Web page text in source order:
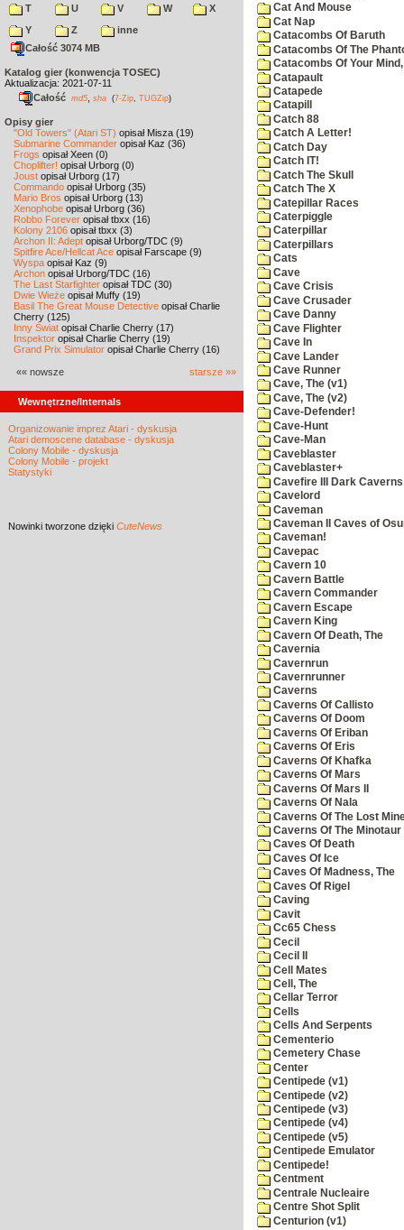
T
U V W
X
Y
Z
inne
Całość 3074 MB
Katalog gier (konwencja TOSEC)
Aktualizacja: 2021-07-11
Całość md5 sha (7-Zip TUGZip)
Opisy gier
"Old Towers" (Atari ST) opisał Misza (19)
Submarine Commander opisał Kaz (36)
Frogs opisał Xeen (0)
Choplifter! opisał Urborg (0)
Joust opisał Urborg (17)
Commando opisał Urborg (35)
Mario Bros opisał Urborg (13)
Xenophobe opisał Urborg (36)
Robbo Forever opisał tbxx (16)
Kolony 2106 opisał tbxx (3)
Archon II: Adept opisał Urborg/TDC (9)
Spitfire Ace/Hellcat Ace opisał Farscape (9)
Wyspa opisał Kaz (9)
Archon opisał Urborg/TDC (16)
The Last Starfighter opisał TDC (30)
Dwie Wieże opisał Muffy (19)
Basil The Great Mouse Detective opisał Charlie
Cherry (125)
Inny Świat opisał Charlie Cherry (17)
Inspektor opisał Charlie Cherry (19)
Grand Prix Simulator opisał Charlie Cherry (16)
«« nowsze starsze »»
Wewnętrzne/Internals
Organizowanie imprez Atari - dyskusja
Atari demoscene database - dyskusja
Colony Mobile - dyskusja
Colony Mobile - projekt
Statystyki
Nowinki tworzone dzięki CuteNews
Cat And Mouse
Cat Nap
Catacombs Of Baruth
Catacombs Of The
Catacombs Of Your
Catapault
Catapede
Catapill
Catch 88
Catch A Letter!
Catch Day
Catch IT!
Catch The Skull
Catch The X
Catepillar Races
Caterpiggle
Caterpillar
Caterpillars
Cats
Cave
Cave Crisis
Cave Crusader
Cave Danny
Cave Flighter
Cave In
Cave Lander
Cave Runner
Cave, The (v1)
Cave, The (v2)
Cave-Defender!
Cave-Hunt
Cave-Man
Caveblaster
Caveblaster+
Cavefire III Dark Caverns
Cavelord
Caveman
Caveman II Caves of
Caveman!
Cavepac
Cavern 10
Cavern Battle
Cavern Commander
Cavern Escape
Cavern King
Cavern Of Death, The
Cavernia
Cavernrun
Cavernrunner
Caverns
Caverns Of Callisto
Caverns Of Doom
Caverns Of Eriban
Caverns Of Eris
Caverns Of Khafka
Caverns Of Mars
Caverns Of Mars II
Caverns Of Nala
Caverns Of The Lost
Caverns Of The Minotaur
Caves Of Death
Caves Of Ice
Caves Of Madness, The
Caves Of Rigel
Caving
Cavit
Cc65 Chess
Cecil
Cecil II
Cell Mates
Cell, The
Cellar Terror
Cells
Cells And Serpents
Cementerio
Cemetery Chase
Center
Centipede (v1)
Centipede (v2)
Centipede (v3)
Centipede (v4)
Centipede (v5)
Centipede Emulator
Centipede!
Centment
Centrale Nucleaire
Centre Shot Split
Centurion (v1)